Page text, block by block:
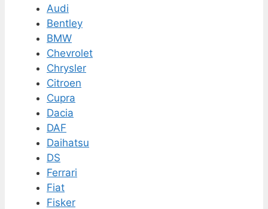
Audi
Bentley
BMW
Chevrolet
Chrysler
Citroen
Cupra
Dacia
DAF
Daihatsu
DS
Ferrari
Fiat
Fisker